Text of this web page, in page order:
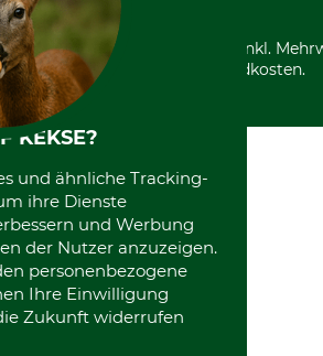
*Alle Preise in Euro und inkl.
Versandkosten.
KEKSE?
und ähnliche Tracking-
ihre Dienste
und Werbung
der Nutzer anzuzeigen.
personenbezogene
Ihre Einwilligung
Zukunft widerrufen